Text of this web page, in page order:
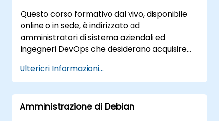
Questo corso formativo dal vivo, disponibile
online o in sede, è indirizzato ad
amministratori di sistema aziendali ed
ingegneri DevOps che desiderano acquisire
Stream più recente, delle tecniche moderne
per la gestione dei container, del
rafforzamento della sicurezza e
dell’automazione infrastrutturale.
Ulteriori Informazioni...
Amministrazione di Debian